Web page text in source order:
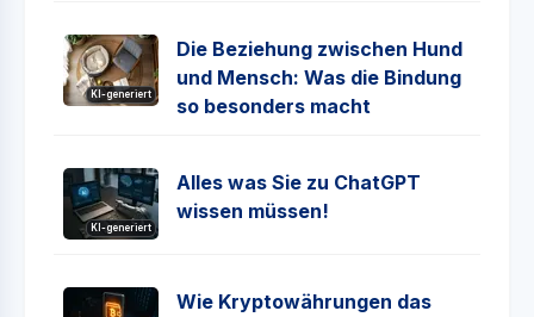
KI-generiert
Die Beziehung zwischen Hund
und Mensch: Was die Bindung
so besonders macht
KI-generiert
Alles was Sie zu ChatGPT
wissen müssen!
Wie Kryptowährungen das